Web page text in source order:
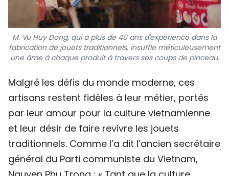
M. Vu Huy Dong, qui a plus de 40 ans d'expérience dans la
fabrication de jouets traditionnels, insuffle méticuleusement
une âme à chaque produit à travers ses coups de pinceau.
Malgré les défis du monde moderne, ces
artisans restent fidèles à leur métier, portés
par leur amour pour la culture vietnamienne
et leur désir de faire revivre les jouets
traditionnels. Comme l’a dit l’ancien secrétaire
général du Parti communiste du Vietnam,